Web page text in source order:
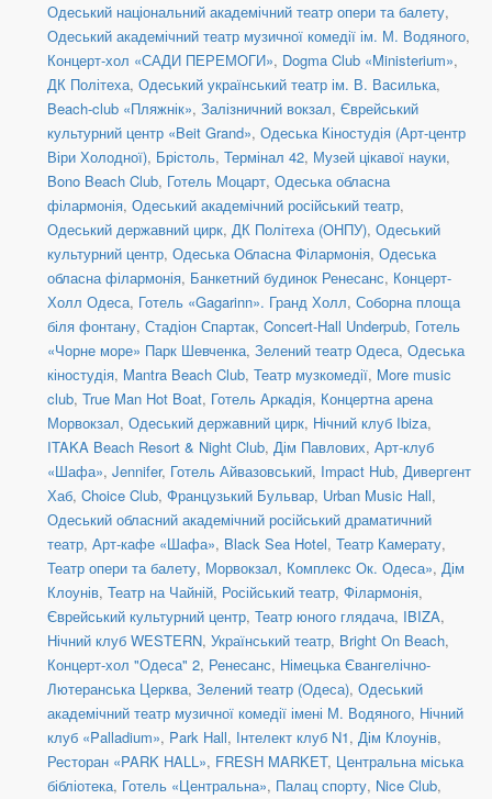
Одеський національний академічний театр опери та балету,
Одеський академічний театр музичної комедії ім. М. Водяного,
Концерт-хол «САДИ ПЕРЕМОГИ», Dogma Club «Ministerium»,
ДК Політеха, Одеський український театр ім. В. Василька,
Beach-club «Пляжнік», Залізничний вокзал, Єврейський
культурний центр «Beit Grand», Одеська Кіностудія (Арт-центр
Віри Холодної), Брістоль, Термінал 42, Музей цікавої науки,
Bono Beach Club, Готель Моцарт, Одеська обласна
філармонія, Одеський академічний російський театр,
Одеський державний цирк, ДК Політеха (ОНПУ), Одеський
культурний центр, Одеська Обласна Філармонія, Одеська
обласна філармонія, Банкетний будинок Ренесанс, Концерт-
Холл Одеса, Готель «Gagarinn». Гранд Холл, Соборна площа
біля фонтану, Стадіон Спартак, Concert-Hall Underpub, Готель
«Чорне море» Парк Шевченка, Зелений театр Одеса, Одеська
кіностудія, Mantra Beach Club, Театр музкомедії, More music
club, True Man Hot Boat, Готель Аркадія, Концертна арена
Морвокзал, Одеський державний цирк, Нічний клуб Ibiza,
ITAKA Beach Resort & Night Club, Дім Павлових, Арт-клуб
«Шафа», Jennifer, Готель Айвазовський, Impact Hub, Дивергент
Хаб, Choice Club, Французький Бульвар, Urban Music Hall,
Одеський обласний академічний російський драматичний
театр, Арт-кафе «Шафа», Black Sea Hotel, Театр Камерату,
Театр опери та балету, Морвокзал, Комплекс Ок. Одеса», Дім
Клоунів, Театр на Чайній, Російський театр, Філармонія,
Єврейський культурний центр, Театр юного глядача, IBIZA,
Нічний клуб WESTERN, Український театр, Bright On Beach,
Концерт-хол "Одеса" 2, Ренесанс, Німецька Євангелічно-
Лютеранська Церква, Зелений театр (Одеса), Одеський
академічний театр музичної комедії імені М. Водяного, Нічний
клуб «Palladium», Park Hall, Інтелект клуб N1, Дім Клоунів,
Ресторан «PARK HALL», FRESH MARKET, Центральна міська
бібліотека, Готель «Центральна», Палац спорту, Nice Club,